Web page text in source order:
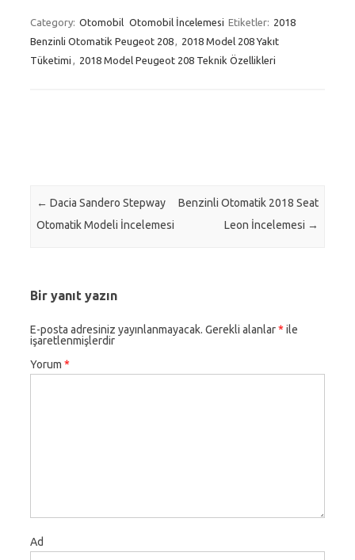
Category: Otomobil Otomobil İncelemesi Etiketler: 2018
Benzinli Otomatik Peugeot 208
2018 Model 208 Yakıt
Tüketimi
2018 Model Peugeot 208 Teknik Özellikleri
Post navigation
← Dacia Sandero Stepway
Otomatik Modeli İncelemesi
Benzinli Otomatik 2018 Seat
Leon İncelemesi →
Bir yanıt yazın
E-posta adresiniz yayınlanmayacak. Gerekli alanlar* ile
işaretlenmişlerdir
Yorum *
Ad